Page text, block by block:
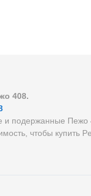
408.
и подержанные Пежо
чтобы купить